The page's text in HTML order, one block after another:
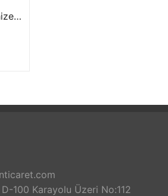
Hasır Kapaklı Organizer Büyük M1530
100 Karayolu Üzeri No:112